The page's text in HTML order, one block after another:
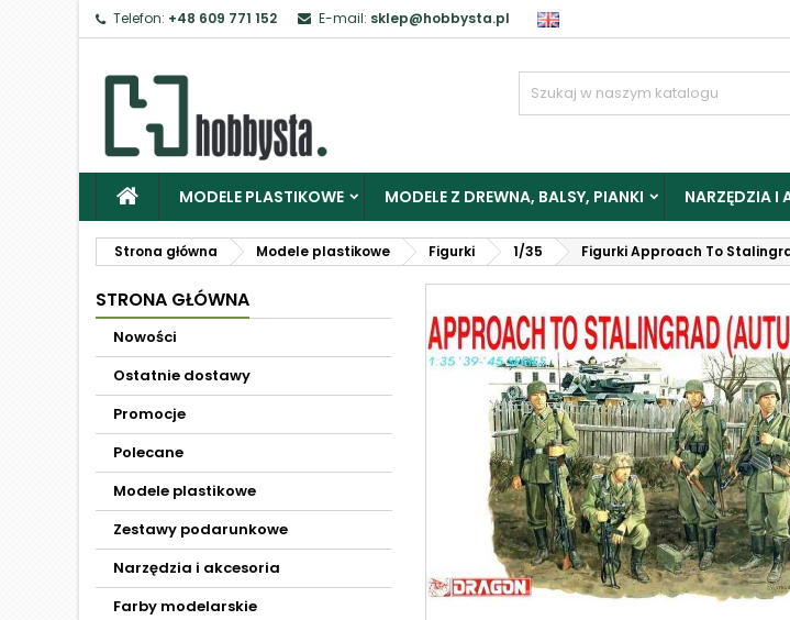
Telefon: +48 609 771 152 E-mail: sklep@hobbysta.pl
MODELE PLASTIKOWE MODELE Z DREWNA, BALSY, PIANKI NARZĘDZIA I
Strona główna Modele plastikowe Figurki 1/35 Figurki Approach To
STRONA GŁÓWNA
Nowości
Ostatnie dostawy
Promocje
Polecane
Modele plastikowe
Zestawy podarunkowe
Narzędzia i akcesoria
Farby modelarskie